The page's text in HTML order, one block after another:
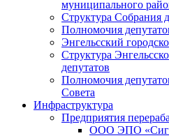
муниципального
Структура Собрания
Полномочия
Энгельсский
Структура
депутатов
Полномочия
Совета
Инфраструктура
Предприятия
ООО ЭПО